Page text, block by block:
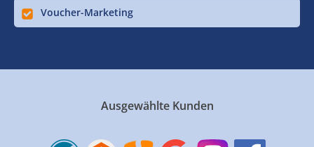
Voucher-Marketing
Ausgewählte Kunden